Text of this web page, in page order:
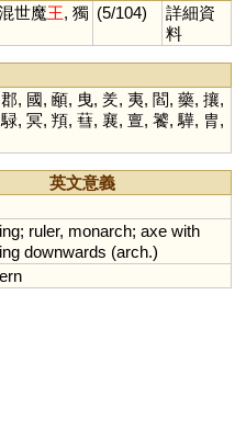
世魔王, 獨 (5/104)
詳細資
料
郡, 國, 顄, 曳, 羑, 夷, 閻, 藥, 攘,
騄, 冥, 頖, 蔧, 襄, 亶, 饕, 驊, 胄,
英文意義
; ruler, monarch; axe with
downwards (arch.)